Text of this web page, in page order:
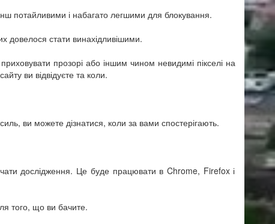
потайливими і набагато легшими для блокування.
довелося стати винахідливішими.
прозорі або іншим чином невидимі пікселі на
ви відвідуєте та коли.
ви можете дізнатися, коли за вами спостерігають.
дослідження. Це буде працювати в Chrome, Firefox і
того, що ви бачите.